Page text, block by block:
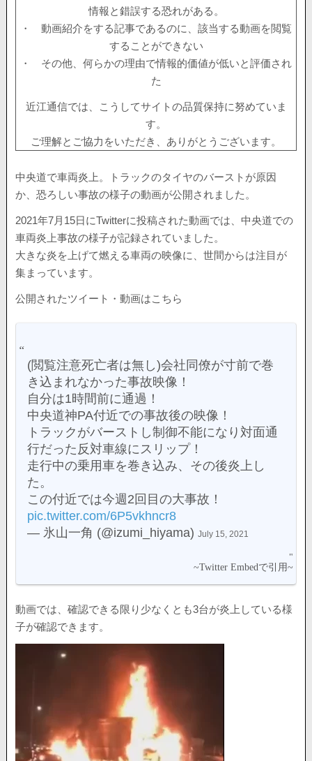
情報と錯誤する恐れがある。
・ 動画紹介をする記事であるのに、該当する動画を閲覧
することができない
・ その他、何らかの理由で情報的価値が低いと評価され
た
近江通信では、こうしてサイトの品質保持に努めていま
す。
ご理解とご協力をいただき、ありがとうございます。
中央道で車両炎上。トラックのタイヤのバーストが原因
か、恐ろしい事故の様子の動画が公開されました。
2021年7月15日にTwitterに投稿された動画では、中央道での
車両炎上事故の様子が記録されていました。
大きな炎を上げて燃える車両の映像に、世間からは注目が
集まっています。
公開されたツイート・動画はこちら
(閲覧注意死亡者は無し)会社同僚が寸前で巻
き込まれなかった事故映像！
自分は1時間前に通過！
中央道神PA付近での事故後の映像！
トラックがバーストし制御不能になり対面通
行だった反対車線にスリップ！
走行中の乗用車を巻き込み、その後炎上し
た。
この付近では今週2回目の大事故！
pic.twitter.com/6P5vkhncr8
— 氷山一角 (@izumi_hiyama)July 15, 2021
動画では、確認できる限り少なくとも3台が炎上している様
子が確認できます。